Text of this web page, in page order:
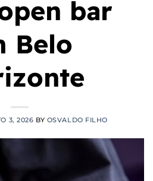
bar
Belo
3, 2026 BY OSVALDO FILHO